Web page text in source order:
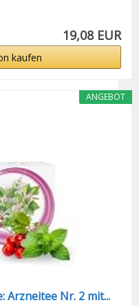
19,08 EUR
kaufen
ANGEBOT
Arzneitee Nr. 2 mit...